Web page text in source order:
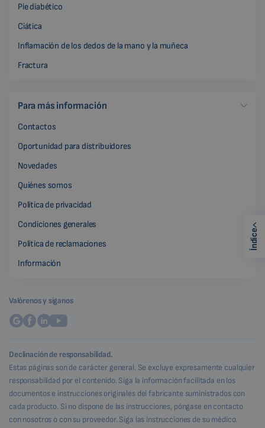
Índice
Pie diabético
Ciática
Inflamación de los dedos de la mano y la muñeca
Fractura
Para más información
Contactos
Oportunidad para distribuidores
Novedades
Quiénes somos
Política de privacidad
Condiciones generales
Política de reclamaciones
Información
Valórenos y síganos
Declinación de responsabilidad.
Estas páginas son de carácter general. Se excluye expresamente cualquier
responsabilidad por el contenido. Siga la información facilitada en los
documentos e instrucciones originales del fabricante suministrados con
cada producto. Si no dispone de las instrucciones, póngase en contacto
con nosotros o con su proveedor. Siga las instrucciones de su médico.